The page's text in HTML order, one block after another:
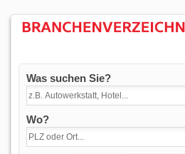
Was suchen Sie?
Wo?